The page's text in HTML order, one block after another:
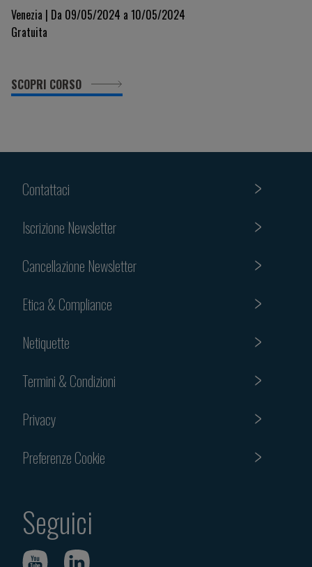
Cardiovascular Imaging
Venezia | Da 09/05/2024 a 10/05/2024
Gratuita
SCOPRI CORSO
Contattaci
Iscrizione Newsletter
Cancellazione Newsletter
Etica & Compliance
Netiquette
Termini & Condizioni
Privacy
Preferenze Cookie
Seguici